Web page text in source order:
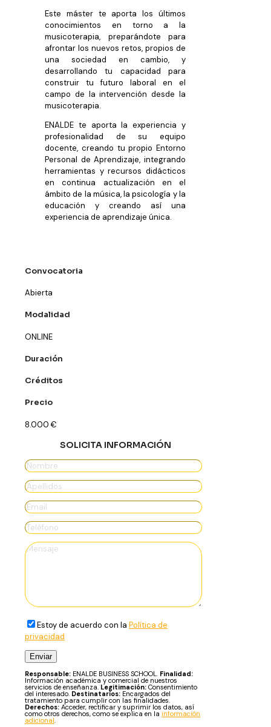
Este máster te aporta los últimos
conocimientos en torno a la
musicoterapia, preparándote para
afrontar los nuevos retos, propios de
una sociedad en cambio, y
desarrollando tu capacidad para
construir tu futuro laboral en el
campo de la intervención desde la
musicoterapia.
ENALDE te aporta la experiencia y
profesionalidad de su equipo
docente, creando tu propio Entorno
Personal de Aprendizaje, integrando
herramientas y recursos didácticos
en continua actualización en el
ámbito de la música, la psicología y la
educación y creando así una
experiencia de aprendizaje única.
Convocatoria
Abierta
Modalidad
ONLINE
Duración
Créditos
Precio
8.000€
SOLICITA INFORMACIÓN
Estoy de acuerdo con la Política de
privacidad
Responsable: ENALDE BUSINESS SCHOOL. Finalidad:
Información académica y comercial de nuestros
servicios de enseñanza. Legitimación: Consentimiento
del interesado. Destinatarios: Encargados del
tratamiento para cumplir con las finalidades.
Derechos: Acceder, rectificar y suprimir los datos, así
como otros derechos, como se explica en la información
adicional